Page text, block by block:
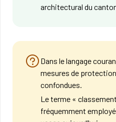
architectural du
Dans le langage
mesures de
confondues.
Le terme «
fréquemment